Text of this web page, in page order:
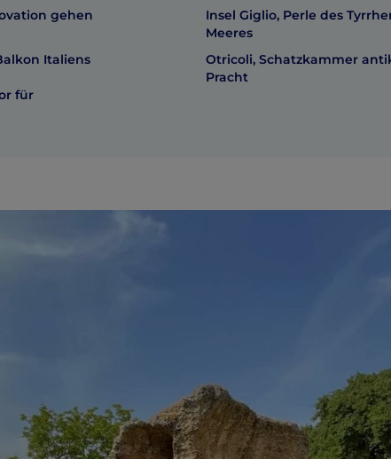
gehen
Italiens
für
Insel Giglio, Perle des
Meeres
Otricoli, Schatzkammer
Pracht